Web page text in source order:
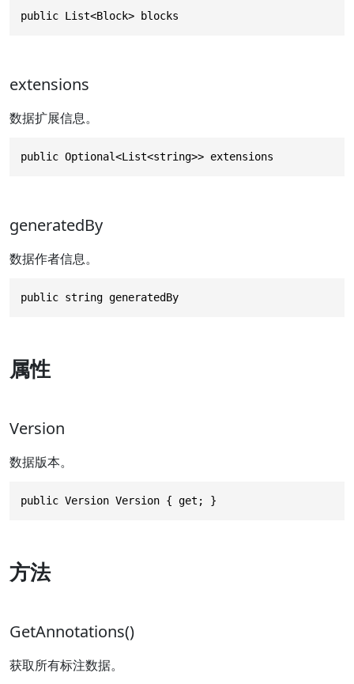
public List<Block> blocks
extensions
数据扩展信息。
public Optional<List<string>> extensions
generatedBy
数据作者信息。
public string generatedBy
属性
Version
数据版本。
public Version Version { get; }
方法
GetAnnotations()
获取所有标注数据。